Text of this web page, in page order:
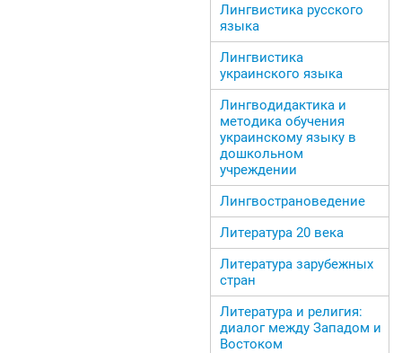
Лингвистика русского
языка
Лингвистика
украинского языка
Лингводидактика и
методика обучения
украинскому языку в
дошкольном
учреждении
Лингвострановедение
Литература 20 века
Литература зарубежных
стран
Литература и религия:
диалог между Западом и
Востоком